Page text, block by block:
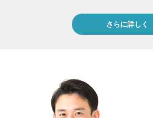
さらに詳しく